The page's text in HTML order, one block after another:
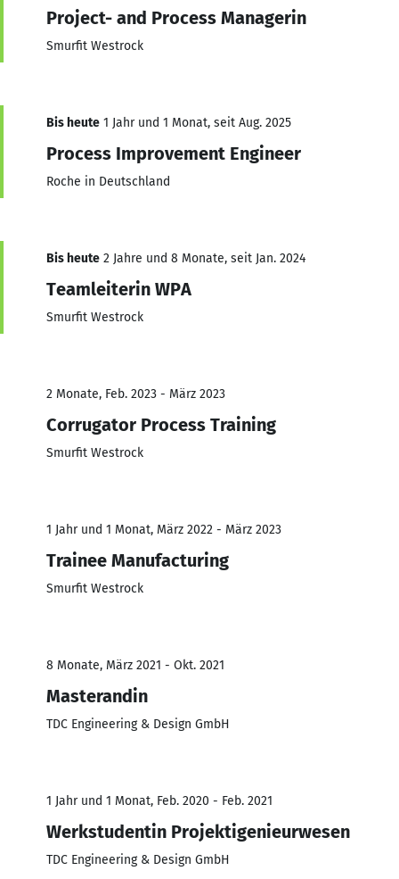
Project- and Process Managerin
Smurfit Westrock
Bis heute 1 Jahr und 1 Monat, seit Aug. 2025
Process Improvement Engineer
Roche in Deutschland
Bis heute 2 Jahre und 8 Monate, seit Jan. 2024
Teamleiterin WPA
Smurfit Westrock
2 Monate, Feb. 2023 - März 2023
Corrugator Process Training
Smurfit Westrock
1 Jahr und 1 Monat, März 2022 - März 2023
Trainee Manufacturing
Smurfit Westrock
8 Monate, März 2021 - Okt. 2021
Masterandin
TDC Engineering & Design GmbH
1 Jahr und 1 Monat, Feb. 2020 - Feb. 2021
Werkstudentin Projektigenieurwesen
TDC Engineering & Design GmbH